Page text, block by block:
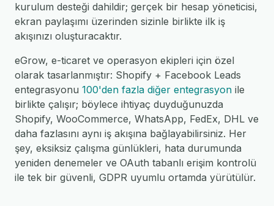
kurulum desteği dahildir; gerçek bir hesap yöneticisi,
ekran paylaşımı üzerinden sizinle birlikte ilk iş
akışınızı oluşturacaktır.
eGrow, e-ticaret ve operasyon ekipleri için özel
olarak tasarlanmıştır: Shopify + Facebook Leads
entegrasyonu 100'den fazla diğer entegrasyon ile
birlikte çalışır; böylece ihtiyaç duyduğunuzda
Shopify, WooCommerce, WhatsApp, FedEx, DHL ve
daha fazlasını aynı iş akışına bağlayabilirsiniz. Her
şey, eksiksiz çalışma günlükleri, hata durumunda
yeniden denemeler ve OAuth tabanlı erişim kontrolü
ile tek bir güvenli, GDPR uyumlu ortamda yürütülür.